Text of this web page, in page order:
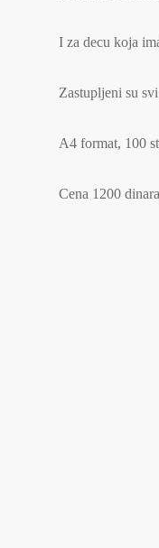
I za decu koja
Zastupljeni su
A4 format, 100
Cena 1200